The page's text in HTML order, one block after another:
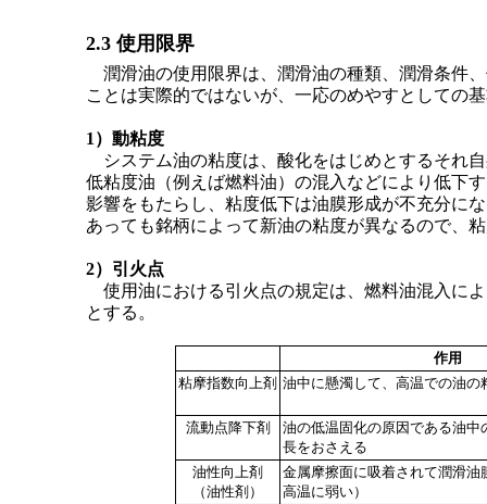
2.3 使用限界
潤滑油の使用限界は、潤滑油の種類、潤滑条件
ことは実際的ではないが、一応のめやすとしての
1）動粘度
システム油の粘度は、酸化をはじめとするそれ
低粘度油（例えば燃料油）の混入などにより低下
影響をもたらし、粘度低下は油膜形成が不充分に
あっても銘柄によって新油の粘度が異なるので、
2）引火点
使用油における引火点の規定は、燃料油混入に
とする。
作用
粘摩指数向上剤 油中に懸濁して、高温での油の
流動点降下剤
油の低温固化の原因である油中
長をおさえる
油性向上剤
（油性剤）
金属摩擦面に吸着されて潤滑油
高温に弱い）